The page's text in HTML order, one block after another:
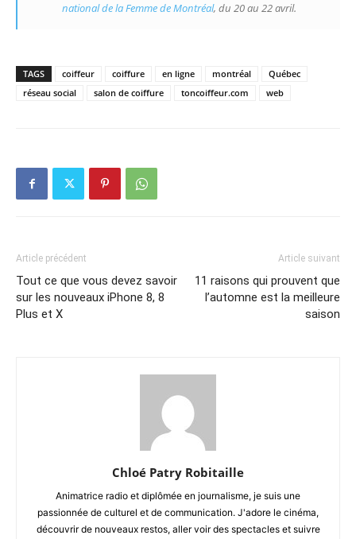
national de la Femme de Montréal, du 20 au 22 avril.
TAGS coiffeur coiffure en ligne montréal
Québec
réseau social
salon de coiffure toncoiffeur.com web
Article précédent
Tout ce que vous devez savoir
sur les nouveaux iPhone 8, 8
Plus et X
Article suivant
11 raisons qui prouvent que
l’automne est la meilleure
saison
Chloé Patry Robitaille
Animatrice radio et diplômée en journalisme, je suis une
passionnée de culturel et de communication. J'adore le cinéma,
découvrir de nouveaux restos, aller voir des spectacles et suivre